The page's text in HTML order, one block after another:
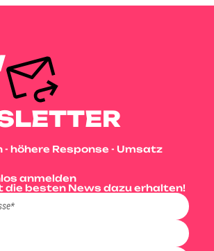
höhere Response - Umsatz
anmelden
die besten News dazu erhalten!